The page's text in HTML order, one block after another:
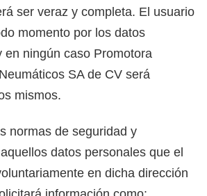
ser veraz y completa. El usuario
momento por los datos
en ningún caso Promotora
SA de CV será
mismos.
normas de seguridad y
datos personales que el
en dicha dirección